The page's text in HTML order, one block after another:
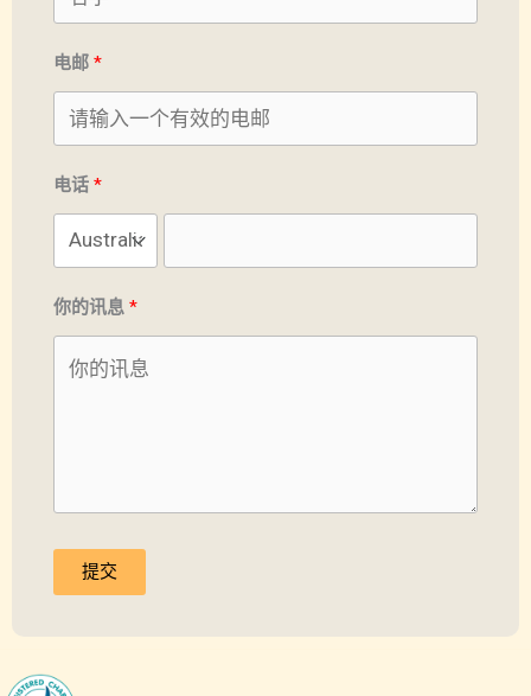
电邮
电话
你的讯息
提交